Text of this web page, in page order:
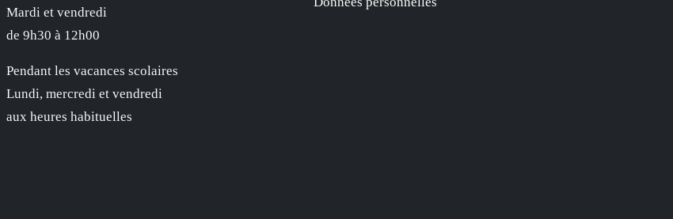
Mardi et vendredi
de 9h30 à 12h00
Pendant les vacances scolaires
Lundi, mercredi et vendredi
aux heures habituelles